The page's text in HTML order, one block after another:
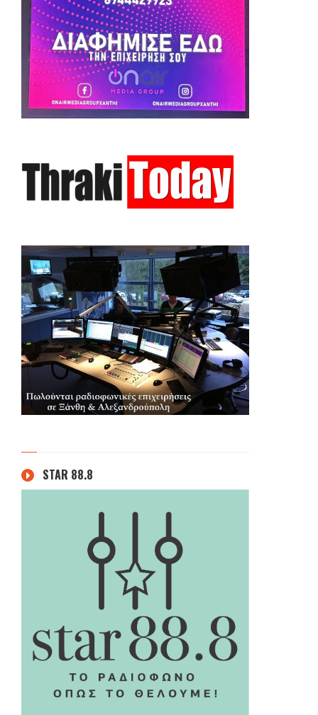
STAR 88.8